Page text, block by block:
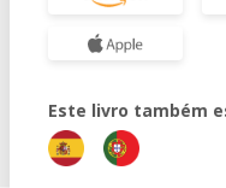
Este livro também